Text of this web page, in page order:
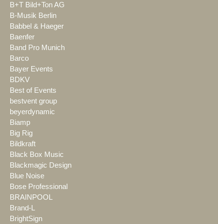
B+T Bild+Ton AG
B-Musik Berlin
Babbel & Haeger
Baenfer
Band Pro Munich
Barco
Bayer Events
BDKV
Best of Events
bestvent group
beyerdynamic
Biamp
Big Rig
Bildkraft
Black Box Music
Blackmagic Design
Blue Noise
Bose Professional
BRAINPOOL
Brand-L
BrightSign